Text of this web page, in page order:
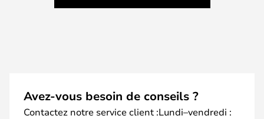
Avez-vous besoin de conseils ?
Contactez notre service client :Lundi–vendredi :